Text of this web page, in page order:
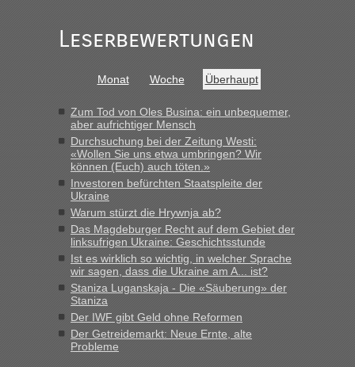
Grenzübergang zwischen Polen und der Ukraine geht es am
„Bin am Montag 15.6.26 um 8 Uhr in Urgyniw ausgereist,
das erste Mal an einem Montagmorgen ca. 15 Fahrzeuge
vor mir, bin sonst der Erste oder Zweite, egal, nach ca 20
Minuten wurde dann die nächste Welle...“
Berichte und Reisetipps • Re: An welchem
Grenzübergang zwischen Polen und der Ukraine geht es am
schnellsten?
„Derzeit, ist es überall sehr voll an den Grenzen Ukraine/
Polen. Zb. Krakovets 100 PKW ca. 10 h Wartezeit. Wollen
Montag rüber, versuchen es sehr früh.“
Leserbewertungen
Monat Woche Überhaupt
Zum Tod von Oles Busina: ein unbequemer,
aber aufrichtiger Mensch
Durchsuchung bei der Zeitung Westi:
«Wollen Sie uns etwa umbringen? Wir
können (Euch) auch töten.»
Investoren befürchten Staatspleite der
Ukraine
Warum stürzt die Hrywnja ab?
Das Magdeburger Recht auf dem Gebiet der
linksufrigen Ukraine: Geschichtsstunde
Ist es wirklich so wichtig, in welcher Sprache
wir sagen, dass die Ukraine am A... ist?
Staniza Luganskaja - Die «Säuberung» der
Staniza
Der IWF gibt Geld ohne Reformen
Der Getreidemarkt: Neue Ernte, alte
Probleme